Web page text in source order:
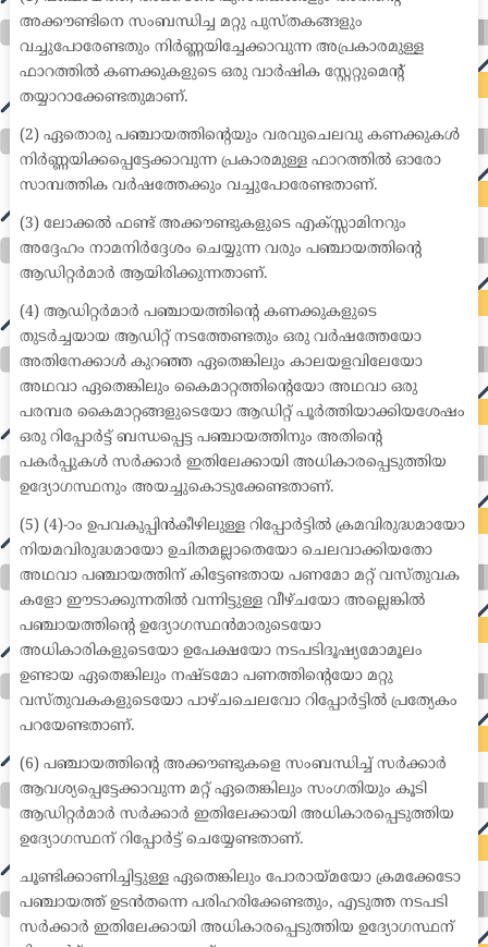
അക്കൗണ്ടിനെ സംബന്ധിച്ച മറ്റു പുസ്തകങ്ങളും
വച്ചുപോരേണ്ടതും നിർണ്ണയിച്ചേക്കാവുന്ന അപ്രകാരമുള്ള
ഫാറത്തിൽ കണക്കുകളുടെ ഒരു വാർഷിക സ്റ്റേറ്റുമെന്റ്
തയ്യാറാക്കേണ്ടതുമാണ്.
(2) ഏതൊരു പഞ്ചായത്തിന്റെയും വരവുചെലവു കണക്കുകൾ
നിർണ്ണയിക്കപ്പെട്ടേക്കാവുന്ന പ്രകാരമുള്ള ഫാറത്തിൽ ഓരോ
സാമ്പത്തിക വർഷത്തേക്കും വച്ചുപോരേണ്ടതാണ്.
(3) ലോക്കൽ ഫണ്ട് അക്കൗണ്ടുകളുടെ എക്സ്സാമിനറും
അദ്ദേഹം നാമനിർദ്ദേശം ചെയ്യുന്ന വരും പഞ്ചായത്തിന്റെ
ആഡിറ്റർമാർ ആയിരിക്കുന്നതാണ്.
(4) ആഡിറ്റർമാർ പഞ്ചായത്തിന്റെ കണക്കുകളുടെ
തുടർച്ചയായ ആഡിറ്റ് നടത്തേണ്ടതും ഒരു വർഷത്തേയോ
അതിനേക്കാൾ കുറഞ്ഞ ഏതെങ്കിലും കാലയളവിലേയോ
അഥവാ ഏതെങ്കിലും കൈമാറ്റത്തിന്റെയോ അഥവാ ഒരു
പരമ്പര കൈമാറ്റങ്ങളുടെയോ ആഡിറ്റ് പൂർത്തിയാക്കിയശേഷം
ഒരു റിപ്പോർട്ട് ബന്ധപ്പെട്ട പഞ്ചായത്തിനും അതിന്റെ
പകർപ്പുകൾ സർക്കാർ ഇതിലേക്കായി അധികാരപ്പെടുത്തിയ
ഉദ്യോഗസ്ഥനും അയച്ചുകൊടുക്കേണ്ടതാണ്.
(5) (4)-ാം ഉപവകുപ്പിൻകീഴിലുള്ള റിപ്പോർട്ടിൽ ക്രമവിരുദ്ധമായോ
നിയമവിരുദ്ധമായോ ഉചിതമല്ലാതെയോ ചെലവാക്കിയതോ
അഥവാ പഞ്ചായത്തിന് കിട്ടേണ്ടതായ പണമോ മറ്റ് വസ്തുവക
കളോ ഈടാക്കുന്നതിൽ വന്നിട്ടുള്ള വീഴ്ചയോ അല്ലെങ്കിൽ
പഞ്ചായത്തിന്റെ ഉദ്യോഗസ്ഥൻമാരുടെയോ
അധികാരികളുടെയോ ഉപേക്ഷയോ നടപടിദൂഷ്യമോമൂലം
ഉണ്ടായ ഏതെങ്കിലും നഷ്ടമോ പണത്തിന്റെയോ മറ്റു
വസ്തുവകകളുടെയോ പാഴ്ചചെലവോ റിപ്പോർട്ടിൽ പ്രത്യേകം
പറയേണ്ടതാണ്.
(6) പഞ്ചായത്തിന്റെ അക്കൗണ്ടുകളെ സംബന്ധിച്ച് സർക്കാർ
ആവശ്യപ്പെട്ടേക്കാവുന്ന മറ്റ് ഏതെങ്കിലും സംഗതിയും കൂടി
ആഡിറ്റർമാർ സർക്കാർ ഇതിലേക്കായി അധികാരപ്പെടുത്തിയ
ഉദ്യോഗസ്ഥന് റിപ്പോർട്ട് ചെയ്യേണ്ടതാണ്.
ചൂണ്ടിക്കാണിച്ചിട്ടുള്ള ഏതെങ്കിലും പോരായ്മയോ ക്രമക്കേടോ
പഞ്ചായത്ത് ഉടൻതന്നെ പരിഹരിക്കേണ്ടതും, എടുത്ത നടപടി
സർക്കാർ ഇതിലേക്കായി അധികാരപ്പെടുത്തിയ ഉദ്യോഗസ്ഥന്